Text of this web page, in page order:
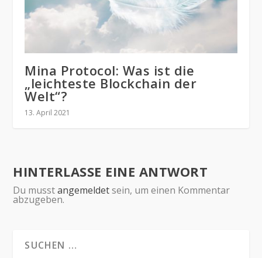
Mina Protocol: Was ist die
„leichteste Blockchain der
Welt“?
13. April 2021
HINTERLASSE EINE ANTWORT
Du musstangemeldetsein, um einen Kommentar
abzugeben.